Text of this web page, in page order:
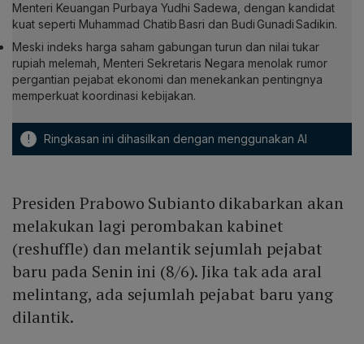
Menteri Keuangan Purbaya Yudhi Sadewa, dengan kandidat
kuat seperti Muhammad Chatib Basri dan Budi Gunadi Sadikin.
Meski indeks harga saham gabungan turun dan nilai tukar
rupiah melemah, Menteri Sekretaris Negara menolak rumor
pergantian pejabat ekonomi dan menekankan pentingnya
memperkuat koordinasi kebijakan.
! Ringkasan ini dihasilkan dengan menggunakan AI
Presiden Prabowo Subianto dikabarkan akan
melakukan lagi perombakan kabinet
(reshuffle) dan melantik sejumlah pejabat
baru pada Senin ini (8/6). Jika tak ada aral
melintang, ada sejumlah pejabat baru yang
dilantik.